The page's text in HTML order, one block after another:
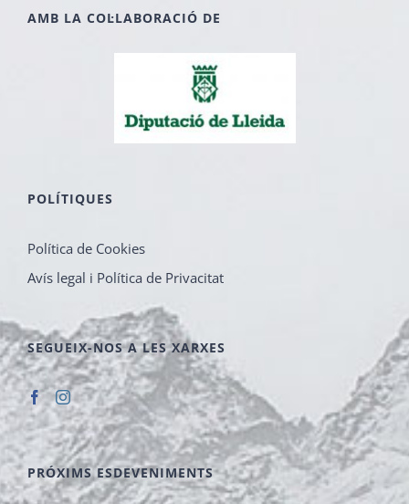
AMB LA COL·LABORACIÓ DE
POLÍTIQUES
Política de Cookies
Avís legal i Política de Privacitat
SEGUEIX-NOS A LES XARXES
PRÓXIMS ESDEVENIMENTS